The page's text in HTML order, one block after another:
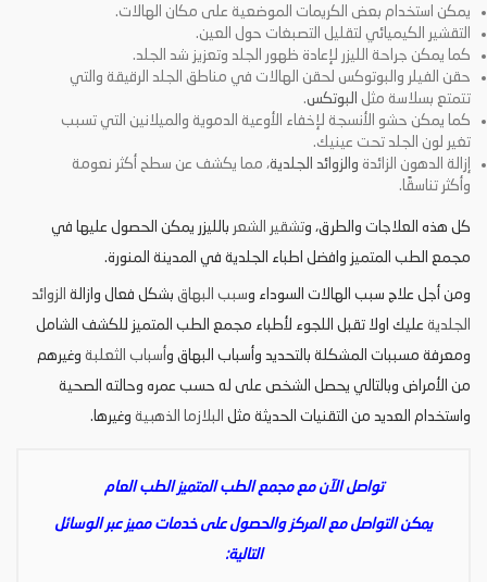
يمكن استخدام بعض الكريمات الموضعية على مكان الهالات.
التقشير الكيميائي لتقليل التصبغات حول العين.
كما يمكن جراحة الليزر لإعادة ظهور الجلد وتعزيز شد الجلد.
حقن الفيلر والبوتوكس لحقن الهالات في مناطق الجلد الرقيقة والتي
تتمتع بسلاسة مثل
البوتكس.
كما يمكن حشو الأنسجة لإخفاء الأوعية الدموية والميلانين التي تسبب
تغير لون الجلد تحت عينيك.
إزالة الدهون الزائدة والزوائد الجلدية، مما يكشف عن سطح أكثر نعومة
وأكثر تناسقًا.
كل هذه العلاجات والطرق، وتشقير الشعر بالليزر يمكن الحصول عليها في
مجمع الطب المتميز وافضل اطباء الجلدية في المدينة المنورة.
ومن أجل علاج سبب الهالات السوداء وسبب البهاق بشكل فعال وازالة الزوائد
الجلدية عليك اولا تقبل اللجوء لأطباء مجمع الطب المتميز للكشف الشامل
ومعرفة مسببات المشكلة بالتحديد وأسباب البهاق و أسباب الثعلبة وغيرهم
من الأمراض وبالتالي يحصل الشخص على له حسب عمره وحالته الصحية
واستخدام العديد من التقنيات الحديثة مثل البلازما الذهبية وغيرها.
تواصل الآن مع مجمع الطب المتميز الطب العام
يمكن التواصل مع المركز والحصول على خدمات مميز عبر الوسائل
التالية: